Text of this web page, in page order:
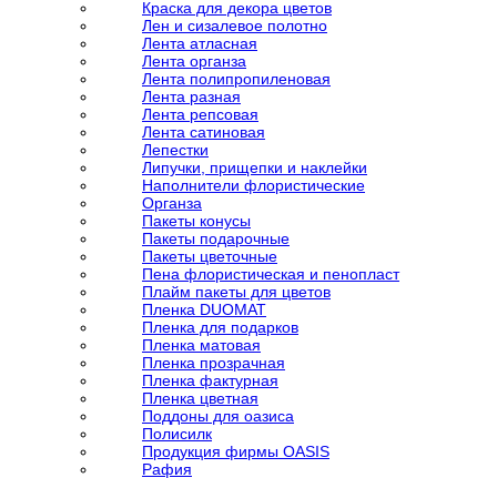
Краска для декора цветов
Лен и сизалевое полотно
Лента атласная
Лента органза
Лента полипропиленовая
Лента разная
Лента репсовая
Лента сатиновая
Лепестки
Липучки, прищепки и наклейки
Наполнители флористические
Органза
Пакеты конусы
Пакеты подарочные
Пакеты цветочные
Пена флористическая и пенопласт
Плайм пакеты для цветов
Пленка DUOMAT
Пленка для подарков
Пленка матовая
Пленка прозрачная
Пленка фактурная
Пленка цветная
Поддоны для оазиса
Полисилк
Продукция фирмы OASIS
Рафия